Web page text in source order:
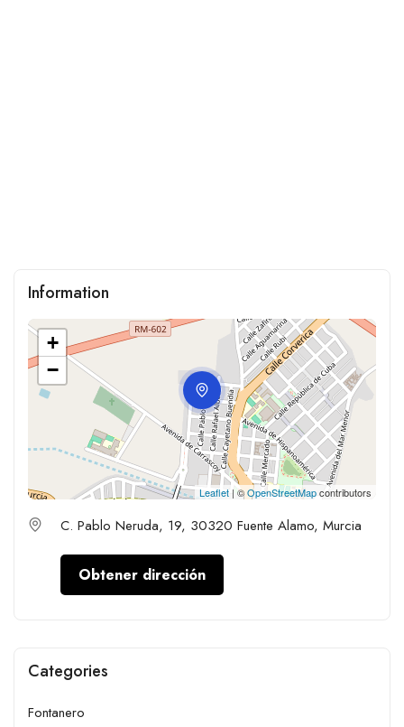
Information
+
−
Leaflet | ©OpenStreetMapcontributors
C. Pablo Neruda, 19, 30320 Fuente Alamo, Murcia
Obtener dirección
Categories
Fontanero